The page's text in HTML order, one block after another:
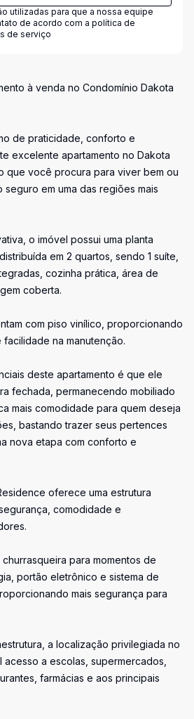
utilizadas para que a nossa equipe
de acordo com a política de
de serviço
à venda no Condomínio Dakota
de praticidade, conforto e
excelente apartamento no Dakota
que você procura para viver bem ou
seguro em uma das regiões mais
o imóvel possui uma planta
em 2 quartos, sendo 1 suíte,
cozinha prática, área de
coberta.
com piso vinílico, proporcionando
na manutenção.
deste apartamento é que ele
fechada, permanecendo mobiliado
mais comodidade para quem deseja
bastando trazer seus pertences
nova etapa com conforto e
oferece uma estrutura
comodidade e
para momentos de
portão eletrônico e sistema de
mais segurança para
a localização privilegiada no
a escolas, supermercados,
farmácias e aos principais